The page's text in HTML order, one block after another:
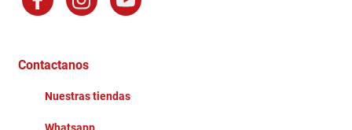
Factura Electronica
Ganadores - Promociones
Contactanos
Nuestras tiendas